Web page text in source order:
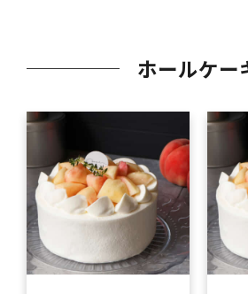
ホールケー